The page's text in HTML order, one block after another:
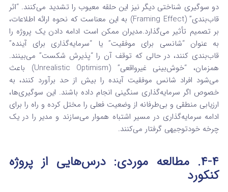
دو سوگیری شناختی دیگر نیز این حلقه معیوب را تشدید می‌کنند. “اثر
قاب‌بندی” (Framing Effect) به این معناست که نحوه ارائه اطلاعات،
بر تصمیم تأثیر می‌گذارد.مدیران ممکن است ادامه دادن یک پروژه را
به عنوان “شانسی برای موفقیت” یا “سرمایه‌گذاری برای آینده”
قاب‌بندی کنند، در حالی که توقف آن را “پذیرش شکست” می‌بینند.
همزمان، “خوش‌بینی غیرواقعی” (Unrealistic Optimism) باعث
می‌شود افراد شانس موفقیت آینده را بیش از حد برآورد کنند، به
خصوص اگر سرمایه‌گذاری سنگینی انجام داده باشند. این سوگیری‌ها،
ارزیابی منطقی و بی‌طرفانه از وضعیت فعلی را مختل کرده و راه را برای
ادامه سرمایه‌گذاری در مسیر اشتباه هموار می‌سازند و مدیر را در یک
چرخه خودتوجیهی گرفتار می‌کنند.
۴-۴. مطالعه موردی: درس‌هایی از پروژه
کنکورد